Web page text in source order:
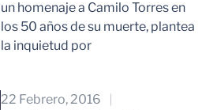
un homenaje a Camilo Torres en
los 50 años de su muerte, plantea
la inquietud por
22 Febrero, 2016